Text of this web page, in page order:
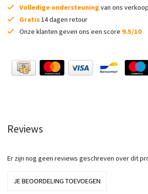
Volledige ondersteuning van ons
Gratis14 dagen retour
Onze klanten geven ons een score 9.5/10
Reviews
Er zijn nog geen reviews geschreven over dit
JE BEOORDELING TOEVOEGEN